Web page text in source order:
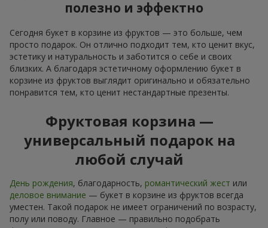
полезно и эффектно
Сегодня букет в корзине из фруктов — это больше, чем
просто подарок. Он отлично подходит тем, кто ценит вкус,
эстетику и натуральность и заботится о себе и своих
близких. А благодаря эстетичному оформлению букет в
корзине из фруктов выглядит оригинально и обязательно
понравится тем, кто ценит нестандартные презенты.
Фруктовая корзина —
универсальный подарок на
любой случай
День рождения, благодарность, романтический жест или
деловое внимание — букет в корзине из фруктов всегда
уместен. Такой подарок не имеет ограничений по возрасту,
полу или поводу. Главное — правильно подобрать